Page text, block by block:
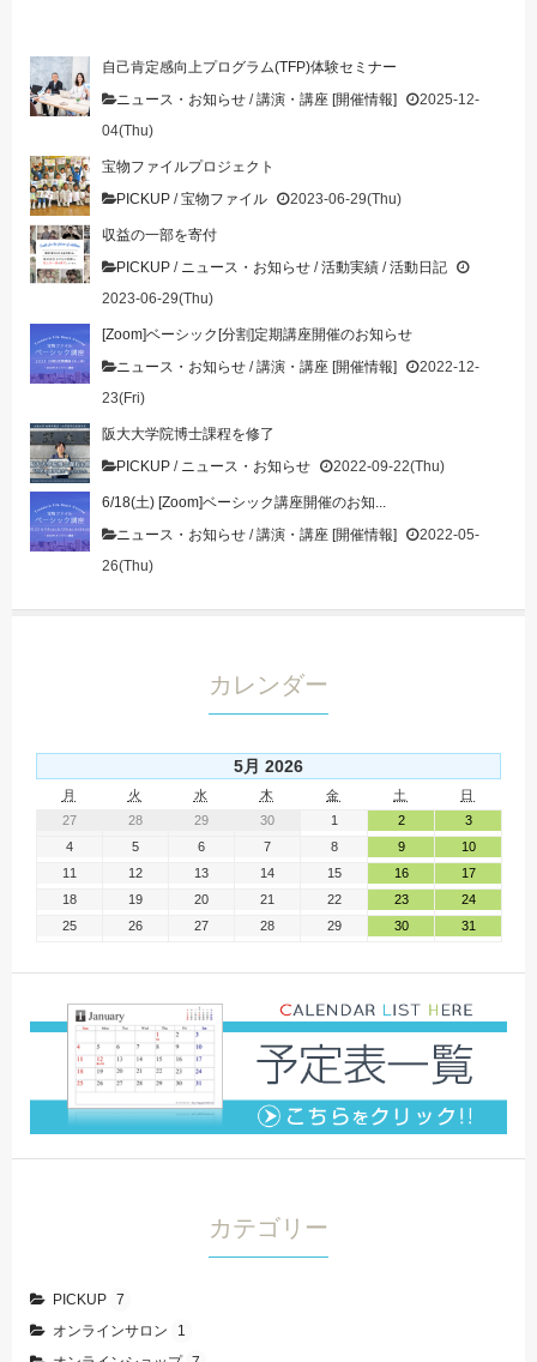
自己肯定感向上プログラム(TFP)体験セミナー
ニュース・お知らせ /講演・講座 [開催情報]
2025-12-
04(Thu)
宝物ファイルプロジェクト
PICKUP /宝物ファイル 2023-06-29(Thu)
収益の一部を寄付
PICKUP / ニュース・お知らせ /活動実績 /活動日記
2023-06-29(Thu)
[Zoom]ベーシック[分割]定期講座開催のお知らせ
ニュース・お知らせ /講演・講座 [開催情報]
2022-12-
23(Fri)
阪大大学院博士課程を修了
PICKUP / ニュース・お知らせ 2022-09-22(Thu)
6/18(土) [Zoom]ベーシック講座開催のお知...
ニュース・お知らせ /講演・講座 [開催情報]
2022-05-
26(Thu)
カレンダー
5月 2026
月 火 水 木 金 土
日
27
28 29 30 1 2
3
4
5 6 7 8 9
10
11
12 13 14 15 16
17
18
19 20 21 22 23
24
25
26 27 28 29 30 31
カテゴリー
PICKUP 7
オンラインサロン
1